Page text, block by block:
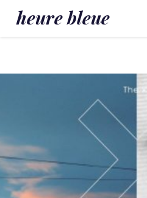
heure bleue